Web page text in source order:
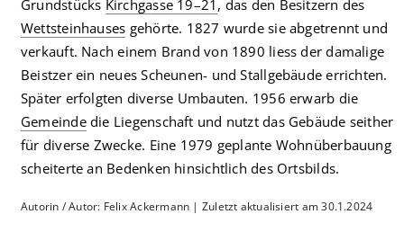
Grundstücks Kirchgasse 19–21 , das den Besitzern des
Wettsteinhauses gehörte. 1827 wurde sie abgetrennt und
verkauft. Nach einem Brand von 1890 liess der damalige
Beistzer ein neues Scheunen- und Stallgebäude errichten.
Später erfolgten diverse Umbauten. 1956 erwarb die
Gemeindedie Liegenschaft und nutzt das Gebäude seither
für diverse Zwecke. Eine 1979 geplante Wohnüberbauung
scheiterte an Bedenken hinsichtlich des Ortsbilds.
Autorin / Autor: Felix Ackermann | Zuletzt aktualisiert am 30.1.2024